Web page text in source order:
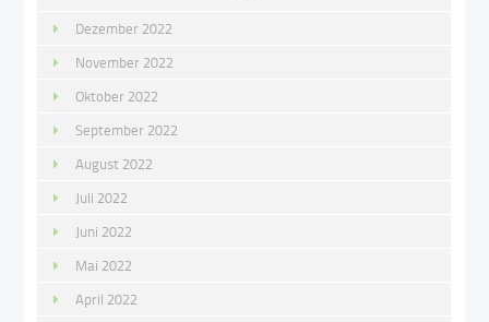
Dezember 2022
November 2022
Oktober 2022
September 2022
August 2022
Juli 2022
Juni 2022
Mai 2022
April 2022